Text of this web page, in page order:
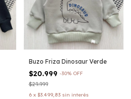
Buzo Friza Dinosaur Verde
$20.999 -30% OFF
$29.999
6 x $3.499,83 sin interés